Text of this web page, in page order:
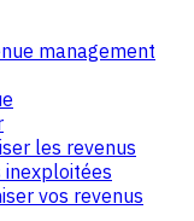
management
les revenus
vos revenus